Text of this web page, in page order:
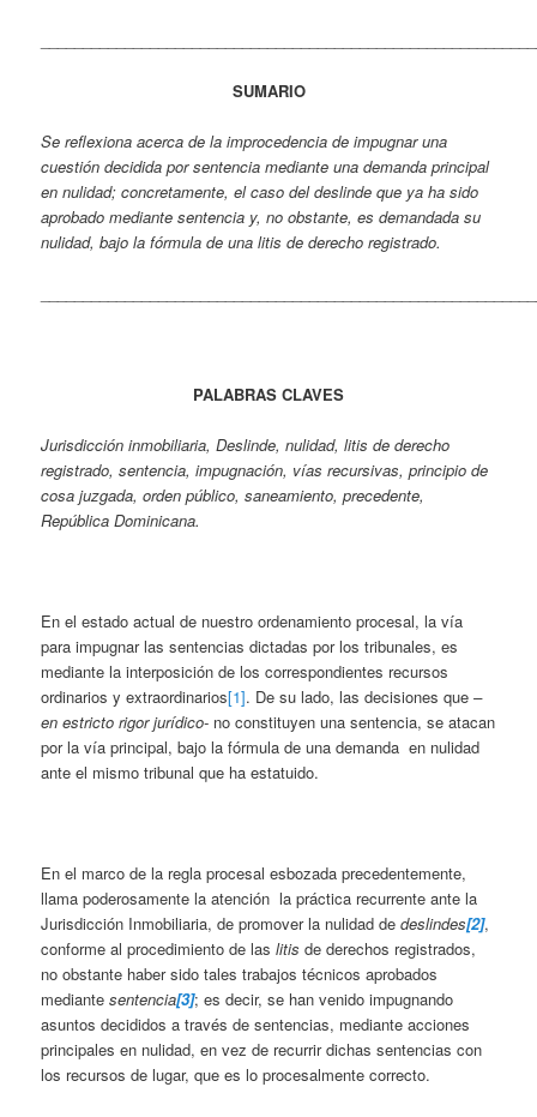
SUMARIO
Se reflexiona acerca de la improcedencia de impugnar una
cuestión decidida por sentencia mediante una demanda principal
en nulidad; concretamente, el caso del deslinde que ya ha sido
aprobado mediante sentencia y, no obstante, es demandada su
nulidad, bajo la fórmula de una litis de derecho registrado.
PALABRAS CLAVES
Jurisdicción inmobiliaria, Deslinde, nulidad, litis de derecho
registrado, sentencia, impugnación, vías recursivas, principio de
cosa juzgada, orden público, saneamiento, precedente,
República Dominicana.
En el estado actual de nuestro ordenamiento procesal, la vía
para impugnar las sentencias dictadas por los tribunales, es
mediante la interposición de los correspondientes recursos
ordinarios y extraordinarios[1]. De su lado, las decisiones que–
en estricto rigor jurídico- no constituyen una sentencia, se atacan
por la vía principal, bajo la fórmula de una demanda en nulidad
ante el mismo tribunal que ha estatuido.
En el marco de la regla procesal esbozada precedentemente,
llama poderosamente la atención la práctica recurrente ante la
Jurisdicción Inmobiliaria, de promover la nulidad dedeslindes[2],
conforme al procedimiento de laslitis de derechos registrados,
no obstante haber sido tales trabajos técnicos aprobados
mediantesentencia[3]; es decir, se han venido impugnando
asuntos decididos a través de sentencias, mediante acciones
principales en nulidad, en vez de recurrir dichas sentencias con
los recursos de lugar, que es lo procesalmente correcto.